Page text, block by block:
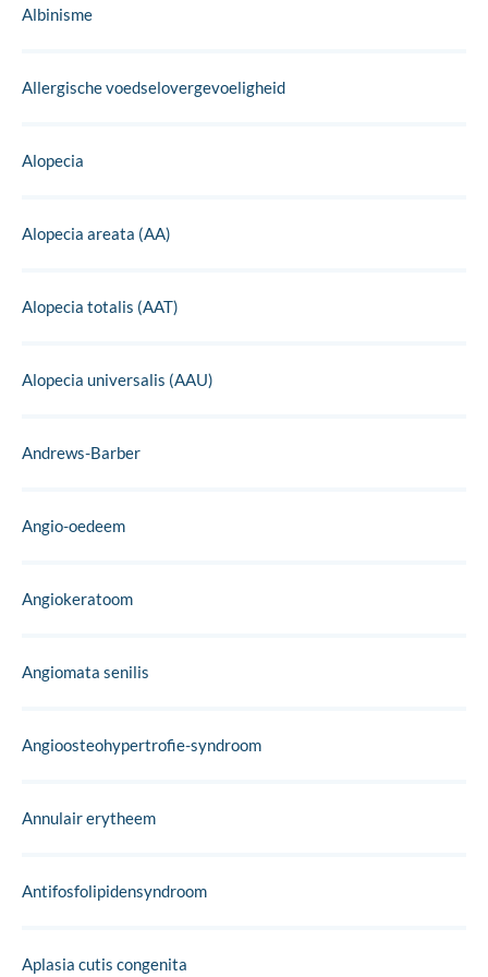
Albinisme
Allergische voedselovergevoeligheid
Alopecia
Alopecia areata (AA)
Alopecia totalis (AAT)
Alopecia universalis (AAU)
Andrews-Barber
Angio-oedeem
Angiokeratoom
Angiomata senilis
Angioosteohypertrofie-syndroom
Annulair erytheem
Antifosfolipidensyndroom
Aplasia cutis congenita